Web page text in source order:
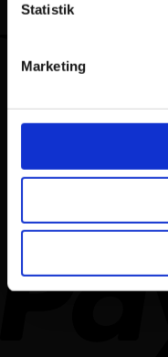
Statistik
Marketing